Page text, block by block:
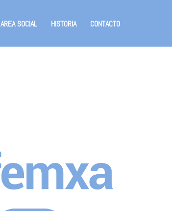
AREA SOCIAL HISTORIA CONTACTO